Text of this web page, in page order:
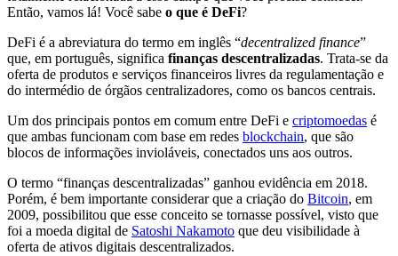
Então, vamos lá! Você sabe o que é DeFi?
DeFi é a abreviatura do termo em inglês “decentralized finance”
que, em português, significa finanças descentralizadas. Trata-se da
oferta de produtos e serviços financeiros livres da regulamentação e
do intermédio de órgãos centralizadores, como os bancos centrais.
Um dos principais pontos em comum entre DeFi e criptomoedas é
que ambas funcionam com base em redes blockchain, que são
blocos de informações invioláveis, conectados uns aos outros.
O termo “finanças descentralizadas” ganhou evidência em 2018.
Porém, é bem importante considerar que a criação do Bitcoin, em
2009, possibilitou que esse conceito se tornasse possível, visto que
foi a moeda digital de Satoshi Nakamoto que deu visibilidade à
oferta de ativos digitais descentralizados.